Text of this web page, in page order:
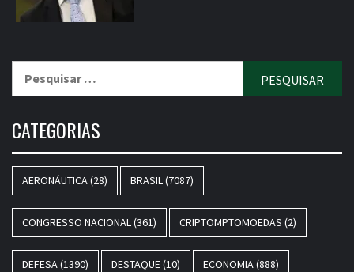
por:
CATEGORIAS
AERONÁUTICA(28) BRASIL(7087)
CONGRESSO NACIONAL(361) CRIPTOMPTOMOEDAS (2)
DEFESA(1390) DESTAQUE(10) ECONOMIA(888)